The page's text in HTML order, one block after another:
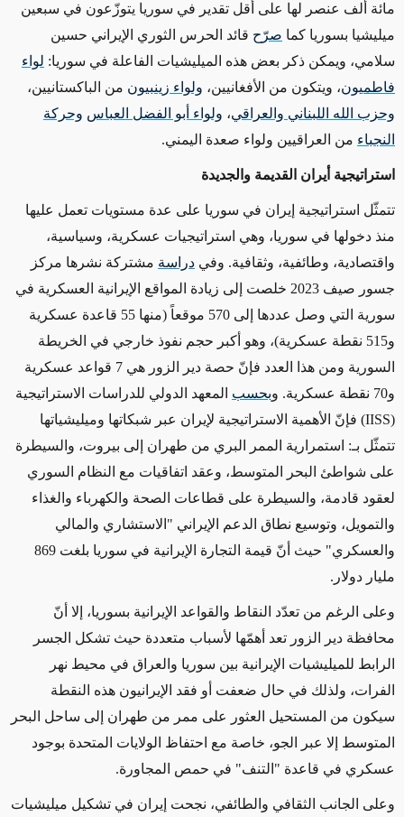
مائة ألف عنصر لها على أقل تقدير في سوريا يتوزّعون في سبعين
ميليشيا بسوريا كما صرحقائد الحرس الثوري الإيراني حسين
سلامي، ويمكن ذكر بعض هذه الميليشيات الفاعلة في سوريا: لواء
فاطميون، ويتكون من الأفغانيين، ولواء زينبيونمن الباكستانيين،
وحزب الله اللبناني والعراقي ، ولواء أبو الفضل العباس وحركة
النجباءمن العراقيين ولواء صعدة اليمني.
استراتيجية أيران القديمة والجديدة
تتمثّل استراتيجية إيران في سوريا على عدة مستويات تعمل عليها
منذ دخولها في سوريا، وهي استراتيجيات عسكرية، وسياسية،
واقتصادية، وطائفية، وثقافية. وفي دراسةمشتركة نشرها مركز
جسور صيف 2023 خلصت إلى زيادة المواقع الإيرانية العسكرية في
سورية التي وصل عددها إلى 570 موقعاً (منها 55 قاعدة عسكرية
و515 نقطة عسكرية)، وهو أكبر حجم نفوذ خارجي في الخريطة
السورية ومن هذا العدد فإنّ حصة دير الزور هي 7 قواعد عسكرية
و70 نقطة عسكرية. و
بحسبالمعهد الدولي للدراسات الاستراتيجية
(
IISS) فإنّ الأهمية الاستراتيجية لإيران عبر شبكاتها وميليشياتها
تتمثّل بـ: استمرارية الممر البري من طهران إلى بيروت، والسيطرة
على شواطئ البحر المتوسط، وعقد اتفاقيات مع النظام السوري
لعقود قادمة، والسيطرة على قطاعات الصحة والكهرباء والغذاء
والتمويل، وتوسيع نطاق الدعم الإيراني "الاستشاري والمالي
والعسكري" حيث أنّ قيمة التجارة الإيرانية في سوريا بلغت 869
مليار دولار.
وعلى الرغم من تعدّد النقاط والقواعد الإيرانية بسوريا، إلا أنّ
محافظة دير الزور تعد أهمّها لأسباب متعددة حيث تشكل الجسر
الرابط للميليشيات الإيرانية بين سوريا والعراق في محيط نهر
الفرات، ولذلك في حال ضعفت أو فقد الإيرانيون هذه النقطة
سيكون من المستحيل العثور على ممر من طهران إلى ساحل البحر
المتوسط إلا عبر الجو، خاصة مع احتفاظ الولايات المتحدة بوجود
عسكري في قاعدة "التنف" في حمص المجاورة.
وعلى الجانب الثقافي والطائفي، نجحت إيران في تشكيل ميليشيات